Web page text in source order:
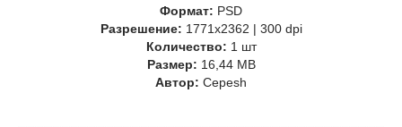
Формат: PSD
Разрешение: 1771x2362 | 300 dpi
Количество: 1 шт
Размер: 16,44 MB
Автор: Cepesh